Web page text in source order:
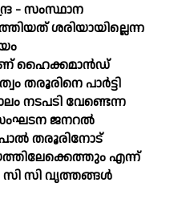
- സംസ്ഥാന
ശരിയായില്ലെന്ന
ഹൈക്കമാന്‍ഡ്
തരൂരിനെ പാര്‍ട്ടി
നടപടി വേണ്ടെന്ന
ജനറല്‍
തരൂരിനോട്
എന്ന്
സി സി വൃത്തങ്ങള്‍